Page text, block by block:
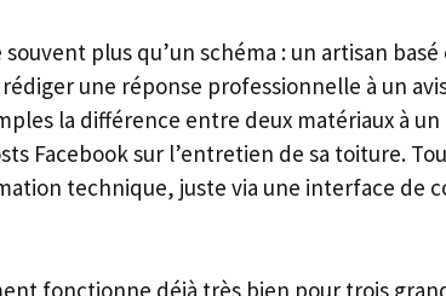
plus qu’un schéma : un artisan
une réponse professionnelle à un
la différence entre deux matériaux à
Facebook sur l’entretien de sa toiture.
technique, juste via une interface de
fonctionne déjà très bien pour trois